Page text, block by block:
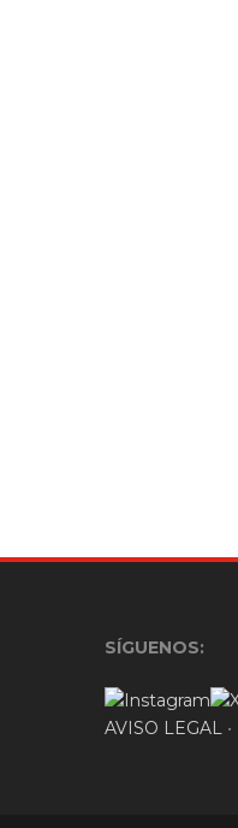
SÍGUENOS:
AVISO LEGAL •